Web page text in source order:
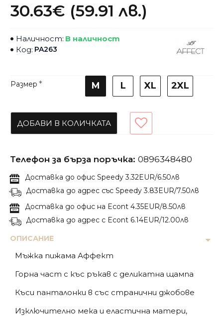
Наличност: В наличност
Код: PA263
30.63€ (59.91 лв.)
Размер M L XL 2XL
ДОБАВИ В КОЛИЧКАТА
Телефон за бърза поръчка: 0896348480
Доставка до офис Speedy 3.32EUR/6.50лв
Доставка до адрес със Speedy 3.83EUR/7.50лв
Доставка до офис на Econt 4.35EUR/8.50лв
Доставка до адрес с Econt 6.14EUR/12.00лв
ОПИСАНИЕ
Мъжка пижама Аффект
Горна част с къс ръкав с деликатна щампа
Къси панталонки в със странични джобове
Изключително мека и еластична матери,